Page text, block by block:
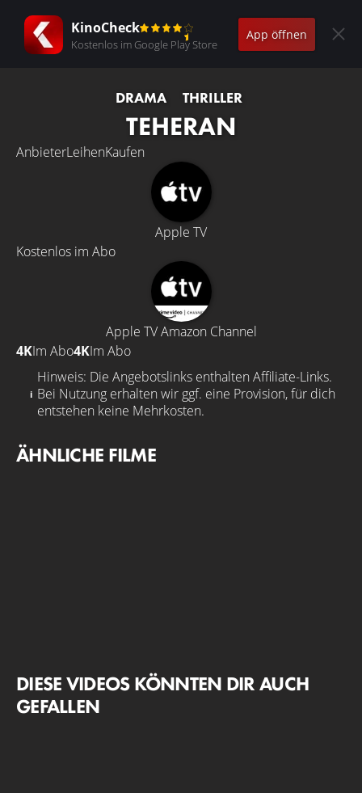
KinoCheck
Kostenlos im Google Play Store
App öffnen
DRAMA THRILLER
TEHERAN
AnbieterLeihenKaufen
Apple TV
Kostenlos im Abo
Apple TV Amazon Channel
4KIm Abo4KIm Abo
Hinweis: Die Angebotslinks enthalten Affiliate-Links.
Bei Nutzung erhalten wir ggf. eine Provision, für dich
entstehen keine Mehrkosten.
ÄHNLICHE FILME
DIESE VIDEOS KÖNNTEN DIR AUCH
GEFALLEN